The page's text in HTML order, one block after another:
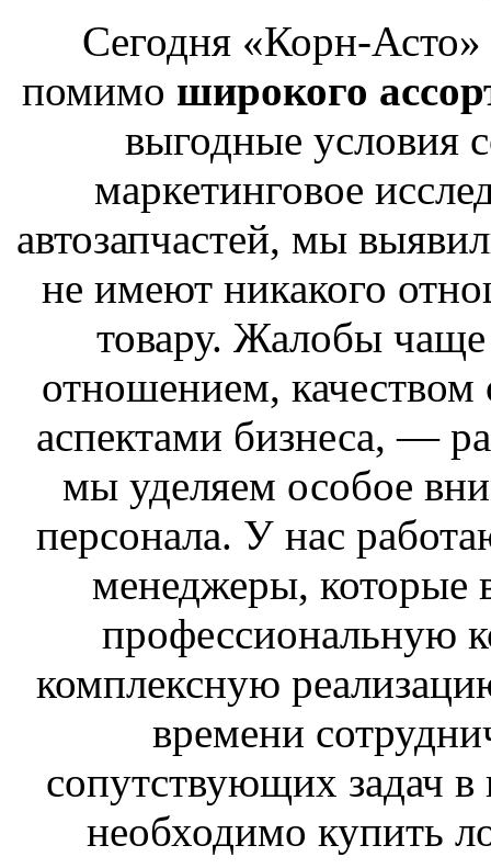
Сегодня «Корн-Асто»
помимо широкого
выгодные условия
маркетинговое
автозапчастей, мы
не имеют никакого
товару. Жалобы
отношением,
аспектами бизнеса, —
мы уделяем особое
персонала. У нас
менеджеры, которые
профессиональную
комплексную
времени
сопутствующих задач
необходимо купить